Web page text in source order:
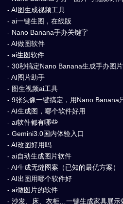
- AI图生成视频工具
- ai一键生图，在线版
- Nano Banana手办关键字
- AI做图软件
- ai生图软件
- 30秒搞定Nano Banana生成手办图
- AI图片助手
- 图生视频ai工具
- 9张头像一键搞定，用Nano Banana
- AI生成图，哪个软件好用
- ai软件都有哪些
- Gemini3.0国内体验入口
- AI改图好用吗
- ai自动生成图片软件
- AI生成无缝图案（已知的最优方案）
- AI出图用哪个软件好
- ai做图片的软件
- 沙发、床、衣柜…一键生成家具展示